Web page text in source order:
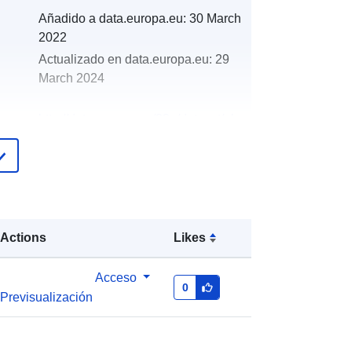
Actions Likes
Acceso
Previsualización
0
Añadido a data.europa.eu: 30 March
2022
Actualizado en data.europa.eu: 29
March 2024